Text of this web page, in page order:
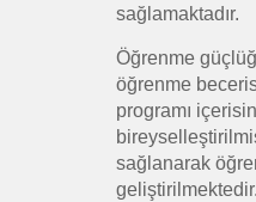
sağlamaktadır.
Öğrenme
öğrenme
programı
sağlanarak